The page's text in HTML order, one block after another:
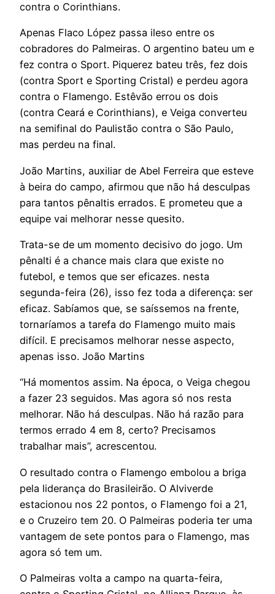
contra o Corinthians.
Apenas Flaco López passa ileso entre os
cobradores do Palmeiras. O argentino bateu um e
fez contra o Sport. Piquerez bateu três, fez dois
(contra Sport e Sporting Cristal) e perdeu agora
contra o Flamengo. Estêvão errou os dois
(contra Ceará e Corinthians), e Veiga converteu
na semifinal do Paulistão contra o São Paulo,
mas perdeu na final.
João Martins, auxiliar de Abel Ferreira que esteve
à beira do campo, afirmou que não há desculpas
para tantos pênaltis errados. E prometeu que a
equipe vai melhorar nesse quesito.
Trata-se de um momento decisivo do jogo. Um
pênalti é a chance mais clara que existe no
futebol, e temos que ser eficazes. nesta
segunda-feira (26), isso fez toda a diferença: ser
eficaz. Sabíamos que, se saíssemos na frente,
tornaríamos a tarefa do Flamengo muito mais
difícil. E precisamos melhorar nesse aspecto,
apenas isso. João Martins
“Há momentos assim. Na época, o Veiga chegou
a fazer 23 seguidos. Mas agora só nos resta
melhorar. Não há desculpas. Não há razão para
termos errado 4 em 8, certo? Precisamos
trabalhar mais”, acrescentou.
O resultado contra o Flamengo embolou a briga
pela liderança do Brasileirão. O Alviverde
estacionou nos 22 pontos, o Flamengo foi a 21,
e o Cruzeiro tem 20. O Palmeiras poderia ter uma
vantagem de sete pontos para o Flamengo, mas
agora só tem um.
O Palmeiras volta a campo na quarta-feira,